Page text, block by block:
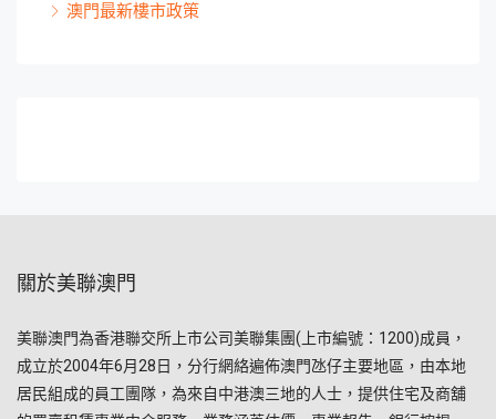
澳門最新樓市政策
關於美聯澳門
美聯澳門為香港聯交所上市公司美聯集團(上市編號：1200)成員，
成立於2004年6月28日，分行網絡遍佈澳門氹仔主要地區，由本地
居民組成的員工團隊，為來自中港澳三地的人士，提供住宅及商舖